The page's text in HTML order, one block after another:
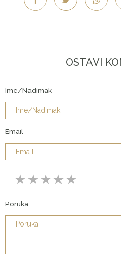
OSTAVI
Ime/Nadimak
Email
Poruka